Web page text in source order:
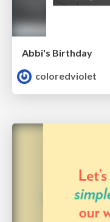
Abbi's Birthday
coloredviolet